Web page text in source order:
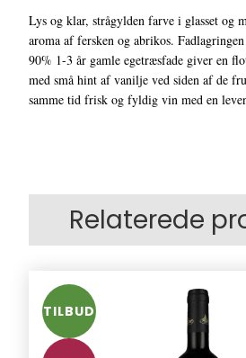
Lys og klar, strågylden farve i glasset og
aroma af fersken og abrikos.
90% 1-3 år gamle egetræsfade giver en
med små hint af vanilje ved siden af de
samme tid frisk og fyldig vin med en
Relaterede
TILBUD